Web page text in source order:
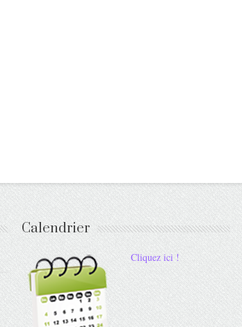
Calendrier
Cliquez ici !